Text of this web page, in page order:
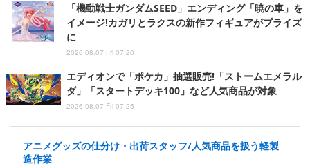
「機動戦士ガンダムSEED」エンディング「暁の車」を
イメージ!カガリとラクスの新作フィギュアがプライズ
に
2026.08.07 Fri 07:20
エディオンで「ポケカ」抽選販売!「ストームエメラル
ダ」「スタートデッキ100」など人気商品が対象
2026.08.07 Fri 07:25
アニメグッズの仕分け・出荷スタッフ/人気商品を扱う軽製
造作業